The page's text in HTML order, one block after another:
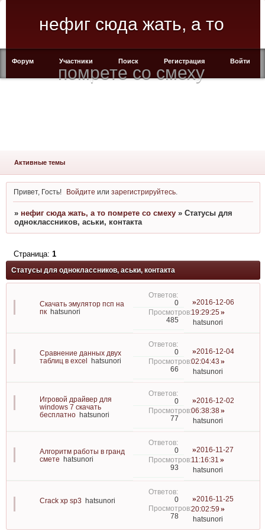
нефиг сюда жать, а то
помрете со смеху
Форум Участники Поиск Регистрация Войти
Активные темы
Привет, Гость! Войдите илизарегистрируйтесь
» нефиг сюда жать, а то помрете со смеху » Статусы для
одноклассников, аськи, контакта
Статусы для одноклассников, аськи, контакта
Страница: 1
Скачать эмулятор псп на
пк
hatsunori
0
485
2016-12-06
19:29:25
hatsunori
Сравнение данных двух
таблиц в excel
hatsunori
0
66
2016-12-04
02:04:43
hatsunori
Игровой драйвер для
windows 7 скачать
бесплатно
hatsunori
0
77
2016-12-02
06:38:38
hatsunori
Алгоритм работы в гранд
смете
hatsunori
0
93
2016-11-27
11:16:31
hatsunori
Crack xp sp3 hatsunori 0
78
2016-11-25
20:02:59
hatsunori